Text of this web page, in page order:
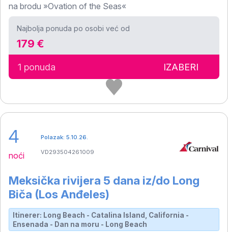
na brodu »Ovation of the Seas«
Najbolja ponuda po osobi već od
179 €
1 ponuda IZABERI
4
noći
Meksička rivijera 5 dana iz/do Long
Biča (Los Anđeles)
Itinerer: Long Beach - Catalina Island, California -
Ensenada - Dan na moru - Long Beach
Polazak: 5.10.26.
VD293504261009